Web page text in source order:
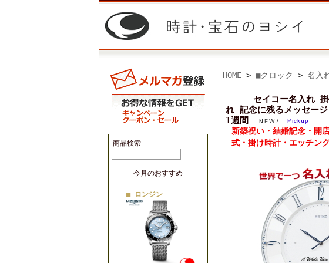
商品検索
今月のおすすめ
■ ロンジン
HOME > ■クロック > 名入
セイコー名入れ
れ 記念に残るメッセー
1週間
新築祝い・結婚記念・開
式・掛け時計・エッチン